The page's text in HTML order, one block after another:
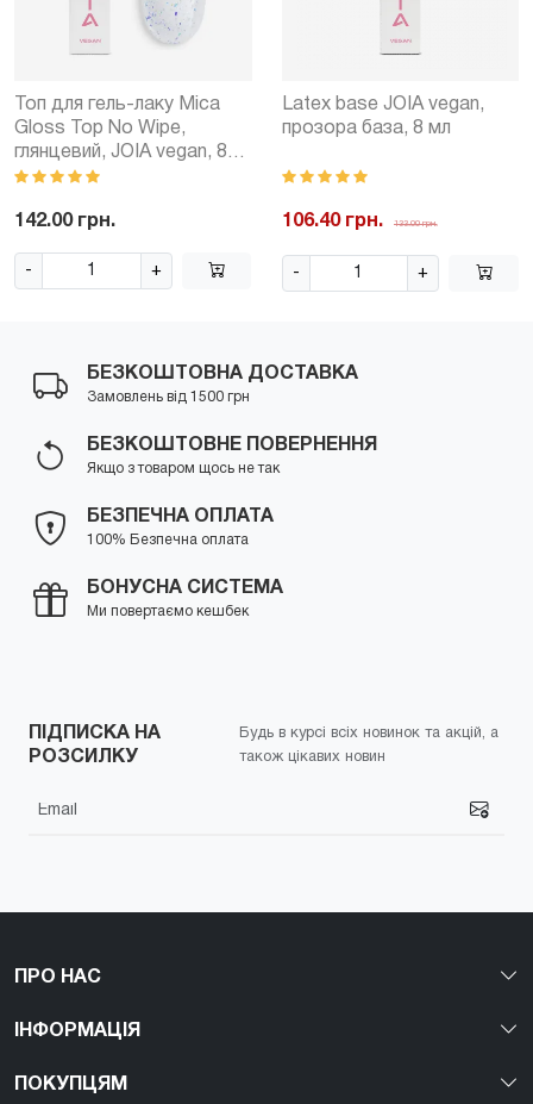
Топ для гель-лаку Mica
Gloss Top No Wipe,
глянцевий, JOIA vegan, 8
мл
142.00 грн.
- +
Latex base JOIA vegan,
прозора база, 8 мл
106.40 грн. 133.00 грн.
- +
БЕЗКОШТОВНА ДОСТАВКА
Замовлень від 1500 грн
БЕЗКОШТОВНЕ ПОВЕРНЕННЯ
Якщо з товаром щось не так
БЕЗПЕЧНА ОПЛАТА
100% Безпечна оплата
БОНУСНА СИСТЕМА
Ми повертаємо кешбек
ПІДПИСКА НА
РОЗСИЛКУ
Будь в курсі всіх новинок та акцій, а
також цікавих новин
ПРО НАС
ІНФОРМАЦІЯ
ПОКУПЦЯМ